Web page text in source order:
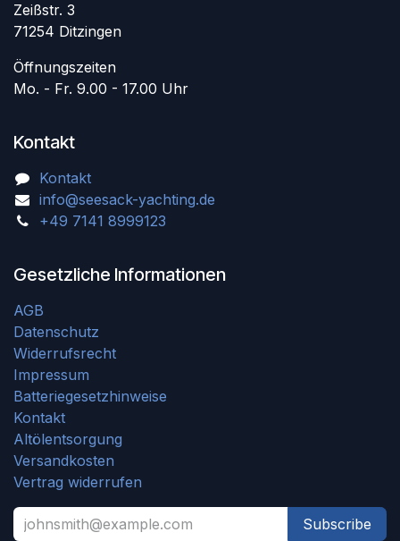
Zeißstr. 3
71254 Ditzingen
Öffnungszeiten
Mo. - Fr. 9.00 - 17.00 Uhr
Kontakt
Kontakt
info@seesack-yachting.de
+49 7141 8999123
Gesetzliche Informationen
AGB
Datenschutz
Widerrufsrecht
Impressum
Batteriegesetzhinweise
Kontakt
Altölentsorgung
Versandkosten
Vertrag widerrufen
Subscribe